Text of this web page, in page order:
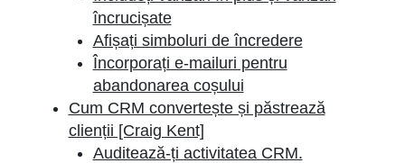
încrucișate
Afișați simboluri de încredere
Încorporați e-mailuri pentru
abandonarea coșului
Cum CRM convertește și păstrează
clienții [Craig Kent]
Auditează-ți activitatea CRM.